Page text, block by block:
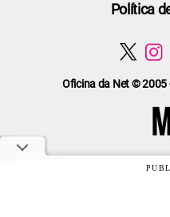
Oficina da Net © 2005
Política